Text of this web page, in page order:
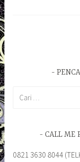
CALL ME
0821 3630 8044